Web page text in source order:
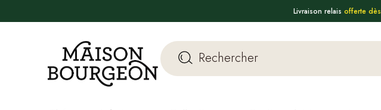
Livraison relais offerte